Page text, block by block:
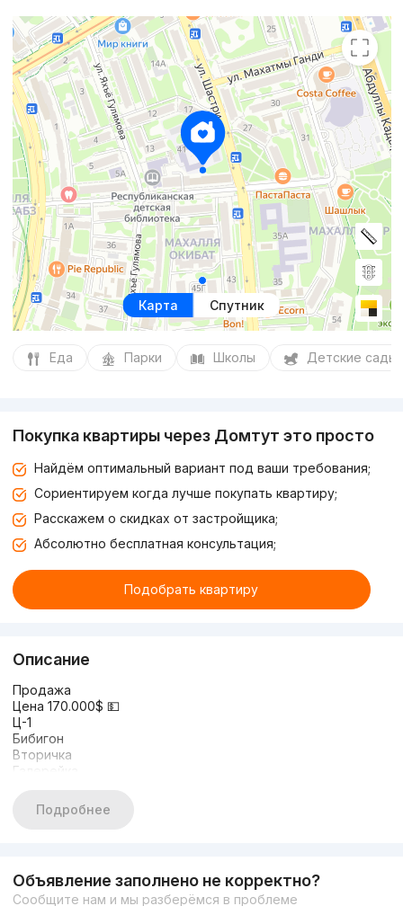
Карта Спутник
Еда Парки Школы Детские сады
Покупка квартиры через Домтут это просто
Найдём оптимальный вариант под ваши требования;
Сориентируем когда лучше покупать квартиру;
Расскажем о скидках от застройщика;
Абсолютно бесплатная консультация;
Подобрать квартиру
Описание
Продажа
Цена 170.000$ 💵
Ц-1
Бибигон
Вторичка
Галерейка
Этаж 7
Этажность 9
☎️+99833 309 80 80
Подробнее
Объявление заполнено не корректно?
Сообщите нам и мы разберёмся в проблеме